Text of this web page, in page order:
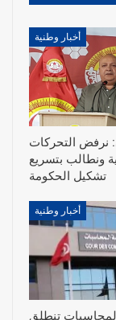
أخبار وطنية
نرفض التحركات
ونطالب بتسريع
أخبار وطنية
تنطلق